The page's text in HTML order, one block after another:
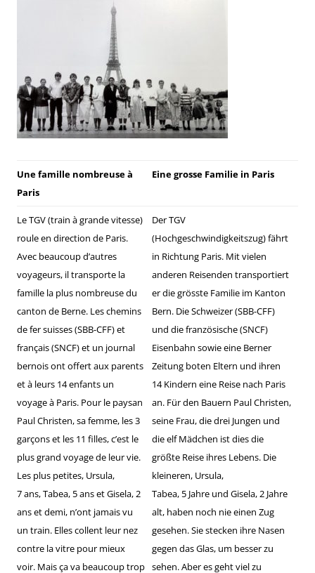
Une famille nombreuse à
Paris
Eine grosse Familie in Paris
Le TGV (train à grande vitesse)
roule en direction de Paris.
Avec beaucoup d’autres
voyageurs, il transporte la
famille la plus nombreuse du
canton de Berne. Les chemins
de fer suisses (SBB-CFF) et
français (SNCF) et un journal
bernois ont offert aux parents
et à leurs 14 enfants un
voyage à Paris. Pour le paysan
Paul Christen, sa femme, les 3
garçons et les 11 filles, c’est le
plus grand voyage de leur vie.
Les plus petites, Ursula,
7 ans, Tabea, 5 ans et Gisela, 2
ans et demi, n’ont jamais vu
un train. Elles collent leur nez
contre la vitre pour mieux
voir. Mais ça va beaucoup trop
Der TGV
(Hochgeschwindigkeitszug) fährt
in Richtung Paris. Mit vielen
anderen Reisenden transportiert
er die grösste Familie im Kanton
Bern. Die Schweizer (SBB-CFF)
und die französische (SNCF)
Eisenbahn sowie eine Berner
Zeitung boten Eltern und ihren
14 Kindern eine Reise nach Paris
an. Für den Bauern Paul Christen,
seine Frau, die drei Jungen und
die elf Mädchen ist dies die
größte Reise ihres Lebens. Die
kleineren, Ursula,
Tabea, 5 Jahre und Gisela, 2 Jahre
alt, haben noch nie einen Zug
gesehen. Sie stecken ihre Nasen
gegen das Glas, um besser zu
sehen. Aber es geht viel zu